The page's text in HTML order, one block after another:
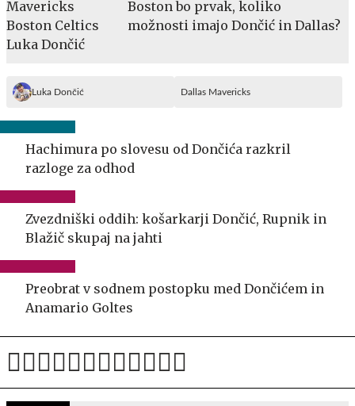
Boston bo prvak, koliko
možnosti imajo Dončić in Dallas?
Luka Dončić Dallas Mavericks
Hachimura po slovesu od Dončića razkril
razloge za odhod
Zvezdniški oddih: košarkarji Dončić, Rupnik in
Blažič skupaj na jahti
Preobrat v sodnem postopku med Dončićem in
Anamario Goltes